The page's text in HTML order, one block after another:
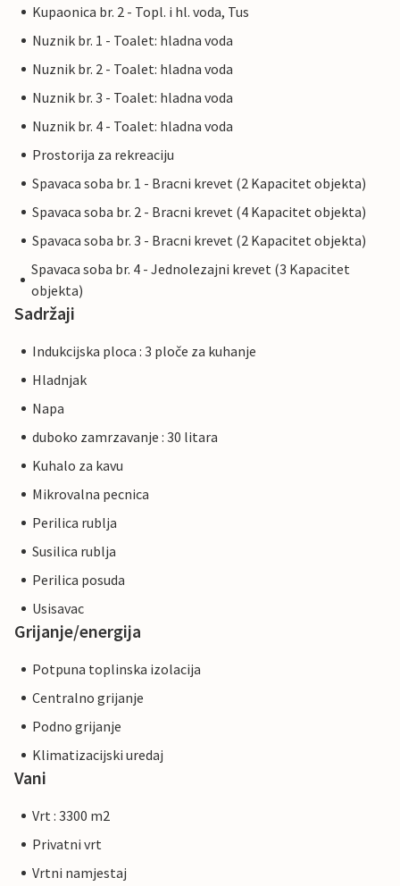
Kupaonica br. 2 - Topl. i hl. voda, Tus
Nuznik br. 1 - Toalet: hladna voda
Nuznik br. 2 - Toalet: hladna voda
Nuznik br. 3 - Toalet: hladna voda
Nuznik br. 4 - Toalet: hladna voda
Prostorija za rekreaciju
Spavaca soba br. 1 - Bracni krevet (2 Kapacitet objekta)
Spavaca soba br. 2 - Bracni krevet (4 Kapacitet objekta)
Spavaca soba br. 3 - Bracni krevet (2 Kapacitet objekta)
Spavaca soba br. 4 - Jednolezajni krevet (3 Kapacitet
objekta)
Sadržaji
Indukcijska ploca : 3 ploče za kuhanje
Hladnjak
Napa
duboko zamrzavanje : 30 litara
Kuhalo za kavu
Mikrovalna pecnica
Perilica rublja
Susilica rublja
Perilica posuda
Usisavac
Grijanje/energija
Potpuna toplinska izolacija
Centralno grijanje
Podno grijanje
Klimatizacijski uredaj
Vani
Vrt : 3300 m2
Privatni vrt
Vrtni namjestaj